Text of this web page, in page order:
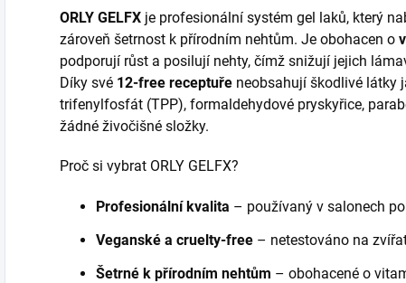
ORLY GELFX je profesionální systém gel laků, který
zároveň šetrnost k přírodním nehtům. Je obohacen o
podporují růst a posilují nehty, čímž snižují jejich
Díky své 12-free receptuře neobsahují škodlivé látky
trifenylfosfát (TPP), formaldehydové pryskyřice,
žádné živočišné složky.
Proč si vybrat ORLY GELFX?
Profesionální kvalita – používaný v salonech
Veganské a cruelty-free – netestováno na
Šetrné k přírodním nehtům – obohacené o